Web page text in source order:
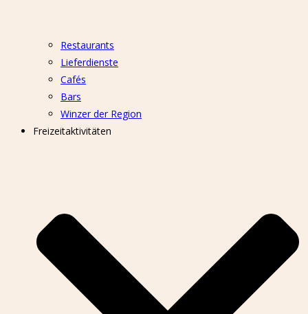
Restaurants
Lieferdienste
Cafés
Bars
Winzer der Region
Freizeitaktivitäten